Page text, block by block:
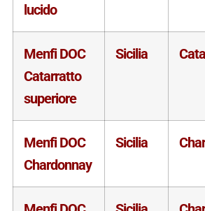
lucido
Menfi DOC
Catarratto
superiore
Sicilia
Menfi DOC
Chardonnay
Sicilia